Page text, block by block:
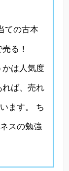
ての古本
る！
かは人気度
れば、売れ
ます。 ち
スの勉強